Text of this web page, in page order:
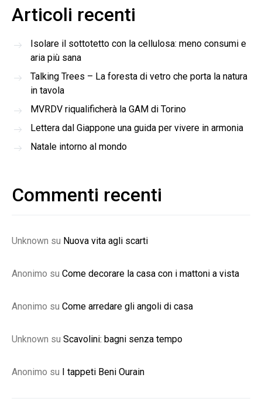
Articoli recenti
Isolare il sottotetto con la cellulosa: meno consumi e
aria più sana
Talking Trees – La foresta di vetro che porta la natura
in tavola
MVRDV riqualificherà la GAM di Torino
Lettera dal Giappone una guida per vivere in armonia
Natale intorno al mondo
Commenti recenti
Unknown su Nuova vita agli scarti
Anonimo su Come decorare la casa con i mattoni a vista
Anonimo su Come arredare gli angoli di casa
Unknown su Scavolini: bagni senza tempo
Anonimo su I tappeti Beni Ourain